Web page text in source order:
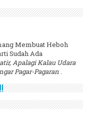
Membuat Heboh
Sudah Ada
Apalagi Kalau Udara
Pagar-Pagaran.